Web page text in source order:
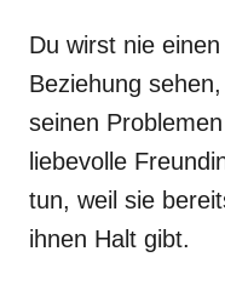
Du wirst nie
Beziehung
seinen
liebevolle
tun, weil sie
ihnen Halt gibt.